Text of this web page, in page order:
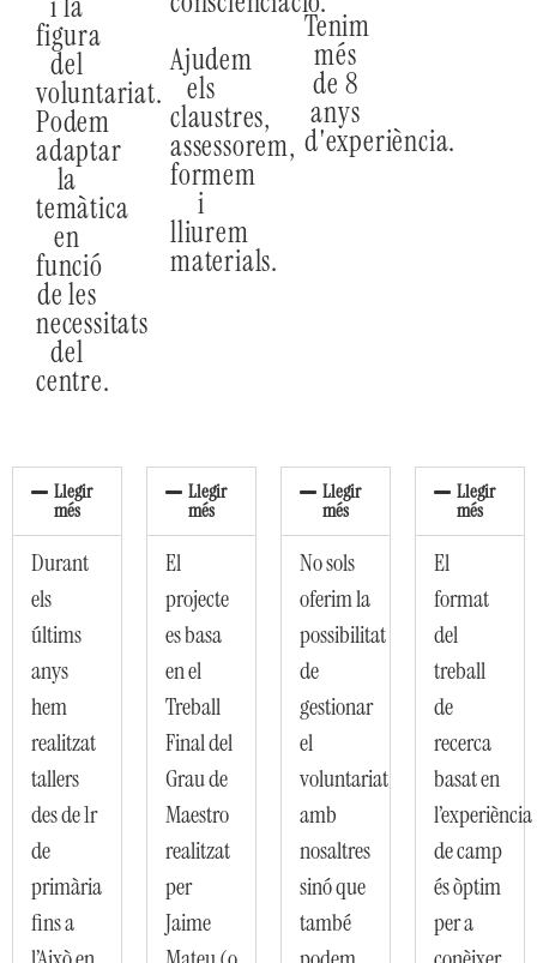
figura
del
voluntariat.
Podem
adaptar
la
temàtica
en
funció
de les
necessitats
del
centre.
Ajudem
els
claustres,
assessorem,
formem
i
lliurem
materials.
Tenim
més
de 8
anys
d'experiència.
Llegir
més
Durant
els
últims
anys
hem
realitzat
tallers
des de 1r
de
primària
fins a
Llegir
més
El
projecte
es basa
en el
Treball
Final del
Grau de
Maestro
realitzat
per
Jaime
Llegir
més
No sols
oferim la
possibilitat
de
gestionar
el
voluntariat
amb
nosaltres
sinó que
també
Llegir
més
El
format
del
treball
de
recerca
basat en
l’experiència
de camp
és òptim
per a